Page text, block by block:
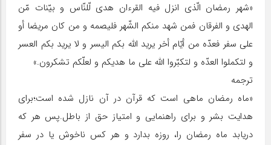
«شهر رمضان الّذی انزل فیه القرءان هدی لّلنّاس و بیّنات مّن
الهدی و الفرقان فمن شهد منکم الشّهر فلیصمه و من کان مریضا أو
علی سفر فعدّه من أیّام أخر یرید اللّه بکم الیسر و لا یرید بکم العسر
و لتکملوا العدّه و لتکبّروا اللّه علی ما هدیکم و لعلّکم تشکرون.»
ترجمه
«ماه رمضان ماهی است که قرآن در آن نازل شده است؛برای
هدایت بشر و برای راهنمایی و امتیاز حق از باطل.پس هر که
دریابد ماه رمضان را، روزه بدارد و هر کس ناخوش یا در سفر